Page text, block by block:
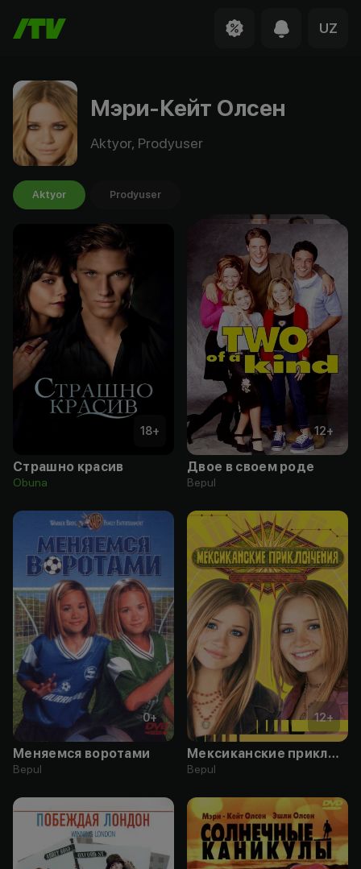
UZ
Мэри-Кейт Олсен
Aktyor, Prodyuser
Aktyor Prodyuser
18+
Страшно красив
Obuna
12+
Двое в своем роде
Bepul
0+
Меняемся воротами
Bepul
12+
Мексиканские приключения
Bepul